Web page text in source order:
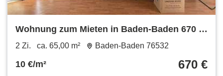
Wohnung zum Mieten in Baden-Baden 670 €
65 m²
2 Zi. ca. 65,00 m² Baden-Baden 76532
10 €/m² 670 €